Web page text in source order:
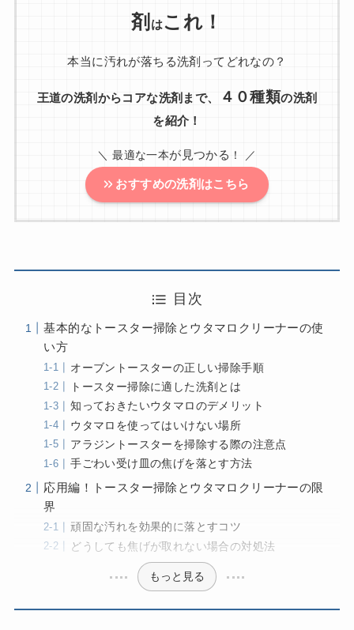
剤 はこれ！
本当に汚れが落ちる洗剤ってどれなの？
王道の洗剤からコアな洗剤まで、 ４０種類の洗剤
を紹介！
＼ 最適な一本が見つかる ！ ／
おすすめの洗剤はこちら
目次
基本的なトースター掃除とウタマロクリーナーの使
い方
オーブントースターの正しい掃除手順
トースター掃除に適した洗剤とは
知っておきたいウタマロのデメリット
ウタマロを使ってはいけない場所
アラジントースターを掃除する際の注意点
手ごわい受け皿の焦げを落とす方法
応用編！トースター掃除とウタマロクリーナーの限
界
頑固な汚れを効果的に落とすコツ
どうしても焦げが取れない場合の対処法
もっと見る